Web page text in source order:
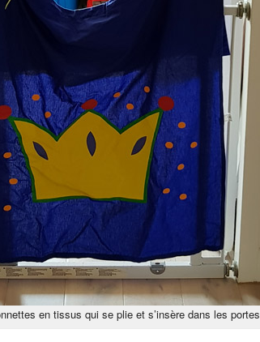
en tissus qui se plie et s’insère dans les portes